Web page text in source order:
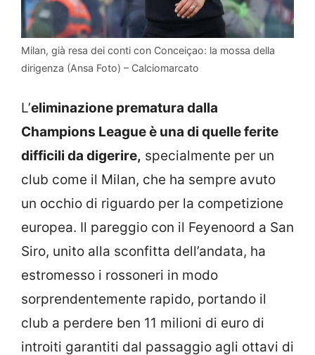
Milan, già resa dei conti con Conceiçao: la mossa della
dirigenza (Ansa Foto) – Calciomarcato
L’eliminazione prematura dalla
Champions League è una di quelle ferite
difficili da digerire, specialmente per un
club come il Milan, che ha sempre avuto
un occhio di riguardo per la competizione
europea. Il pareggio con il Feyenoord a San
Siro, unito alla sconfitta dell’andata, ha
estromesso i rossoneri in modo
sorprendentemente rapido, portando il
club a perdere ben 11 milioni di euro di
introiti garantiti dal passaggio agli ottavi di